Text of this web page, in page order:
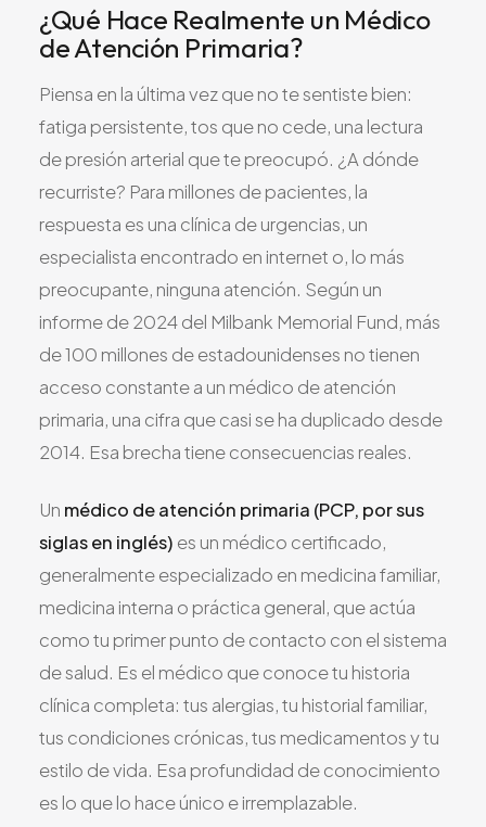
Todos los Servicios
TDAH
Ansiedad
Depresión
Trastorno Bipolar
Manejo de Medicamentos
Migraña
Neuropatía Periférica
Vértigo y Mareo
Todas las Condiciones
¿Qué Hace Realmente un Médico
de Atención Primaria?
Piensa en la última vez que no te sentiste bien:
fatiga persistente, tos que no cede, una lectura
de presión arterial que te preocupó. ¿A dónde
recurriste? Para millones de pacientes, la
respuesta es una clínica de urgencias, un
especialista encontrado en internet o, lo más
preocupante, ninguna atención. Según un
informe de 2024 del Milbank Memorial Fund, más
de 100 millones de estadounidenses no tienen
acceso constante a un médico de atención
primaria, una cifra que casi se ha duplicado desde
2014. Esa brecha tiene consecuencias reales.
Un médico de atención primaria (PCP, por sus
siglas en inglés) es un médico certificado,
generalmente especializado en medicina familiar,
medicina interna o práctica general, que actúa
como tu primer punto de contacto con el sistema
de salud. Es el médico que conoce tu historia
clínica completa: tus alergias, tu historial familiar,
tus condiciones crónicas, tus medicamentos y tu
estilo de vida. Esa profundidad de conocimiento
es lo que lo hace único e irremplazable.